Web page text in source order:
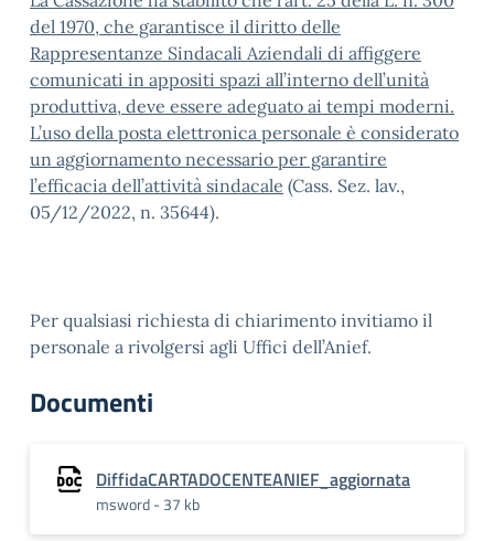
del 1970, che garantisce il diritto delle
Rappresentanze Sindacali Aziendali di affiggere
comunicati in appositi spazi all’interno dell’unità
produttiva, deve essere adeguato ai tempi moderni.
L’uso della posta elettronica personale è considerato
un aggiornamento necessario per garantire
l’efficacia dell’attività sindacale (Cass. Sez. lav.,
05/12/2022, n. 35644).
Per qualsiasi richiesta di chiarimento invitiamo il
personale a rivolgersi agli Uffici dell’Anief.
Documenti
DiffidaCARTADOCENTEANIEF_aggiornata
msword - 37 kb